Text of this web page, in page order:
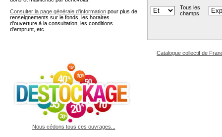
Tous les
champs
Catalogue collectif de
Consulter la page générale d'information pour plus de
renseignements sur le fonds, les horaires
d'ouverture à la consultation, les conditions
d'emprunt, etc.
Nous cédons tous ces ouvrages...